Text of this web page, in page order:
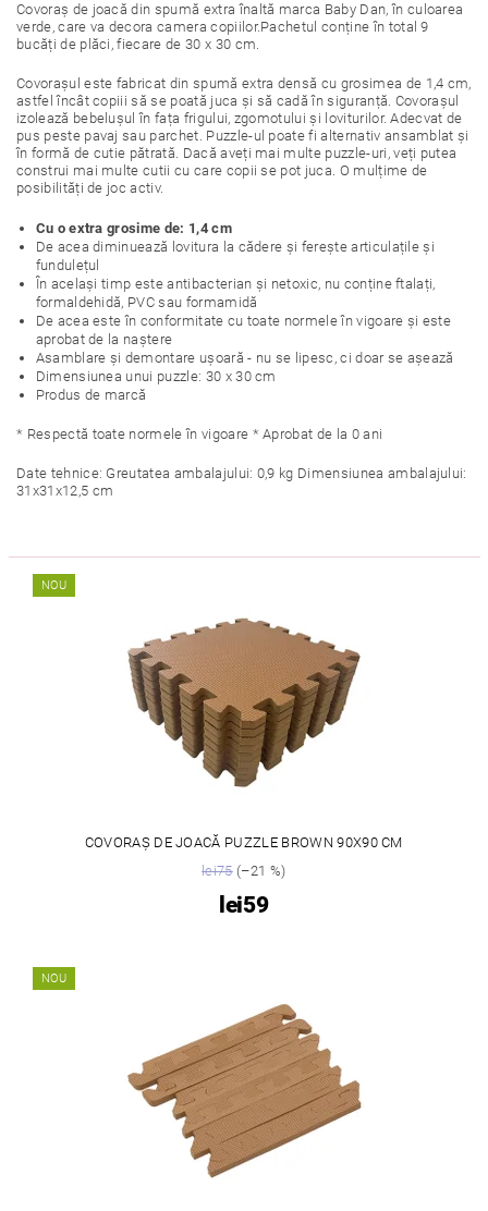
Covoraș de joacă din spumă extra înaltă marca Baby Dan, în culoarea
verde, care va decora camera copiilor.Pachetul conține în total 9
bucăți de plăci, fiecare de 30 x 30 cm.
Covorașul este fabricat din spumă extra densă cu grosimea de 1,4 cm,
astfel încât copiii să se poată juca și să cadă în siguranță. Covorașul
izolează bebelușul în fața frigului, zgomotului și loviturilor. Adecvat de
pus peste pavaj sau parchet. Puzzle-ul poate fi alternativ ansamblat și
în formă de cutie pătrată. Dacă aveți mai multe puzzle-uri, veți putea
construi mai multe cutii cu care copii se pot juca. O mulțime de
posibilități de joc activ.
Cu o extra grosime de: 1,4 cm
De acea diminuează lovitura la cădere și ferește articulațile și
fundulețul
În același timp este antibacterian și netoxic, nu conține ftalați,
formaldehidă, PVC sau formamidă
De acea este în conformitate cu toate normele în vigoare și este
aprobat de la naștere
Asamblare și demontare ușoară - nu se lipesc, ci doar se așează
Dimensiunea unui puzzle: 30 x 30 cm
Produs de marcă
* Respectă toate normele în vigoare * Aprobat de la 0 ani
Date tehnice: Greutatea ambalajului: 0,9 kg Dimensiunea ambalajului:
31x31x12,5 cm
NOU
COVORAȘ DE JOACĂ PUZZLE BROWN 90X90 CM
lei75(–21 %)
lei59
NOU